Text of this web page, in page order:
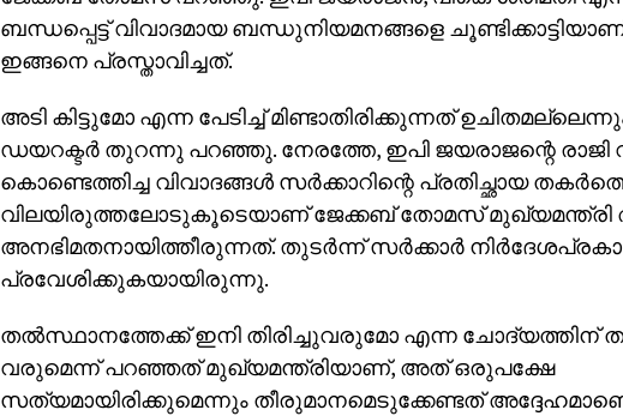
ബന്ധപ്പെട്ട് വിവാദമായ ബന്ധുനിയമനങ്ങളെ
ഇങ്ങനെ പ്രസ്താവിച്ചത്.
അടി കിട്ടുമോ എന്ന പേടിച്ച് മിണ്ടാതിരിക്കുന്നത്
ഡയറക്ടര്‍ തുറന്നു പറഞ്ഞു. നേരത്തേ, ഇപി ജയരാജന്റെ രാജി
കൊണ്ടെത്തിച്ച വിവാദങ്ങള്‍ സര്‍ക്കാറിന്റെ പ്രതിച്ഛായ
വിലയിരുത്തലോടുകൂടെയാണ് ജേക്കബ് തോമസ് മുഖ്യമന്ത്രി
അനഭിമതനായിത്തീരുന്നത്. തുടര്‍ന്ന് സര്‍ക്കാര്‍
പ്രവേശിക്കുകയായിരുന്നു.
തല്‍സ്ഥാനത്തേക്ക് ഇനി തിരിച്ചുവരുമോ എന്ന ചോദ്യത്തിന്
വരുമെന്ന് പറഞ്ഞത് മുഖ്യമന്ത്രിയാണ്, അത് ഒരുപക്ഷേ
സത്യമായിരിക്കുമെന്നും തീരുമാനമെടുക്കേണ്ടത്